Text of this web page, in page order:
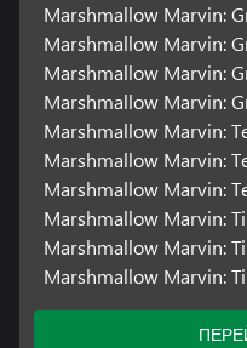
Marshmallow Marvin:
Marshmallow Marvin:
Marshmallow Marvin:
Marshmallow Marvin:
Marshmallow Marvin:
Marshmallow Marvin:
Marshmallow Marvin:
Marshmallow Marvin:
Marshmallow Marvin:
Marshmallow Marvin: